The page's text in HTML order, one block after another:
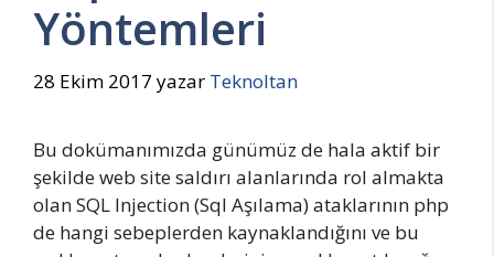
Yöntemleri
28 Ekim 2017 yazar Teknoltan
Bu dokümanımızda günümüz de hala aktif bir
şekilde web site saldırı alanlarında rol almakta
olan SQL Injection (Sql Aşılama) ataklarının php
de hangi sebeplerden kaynaklandığını ve bu